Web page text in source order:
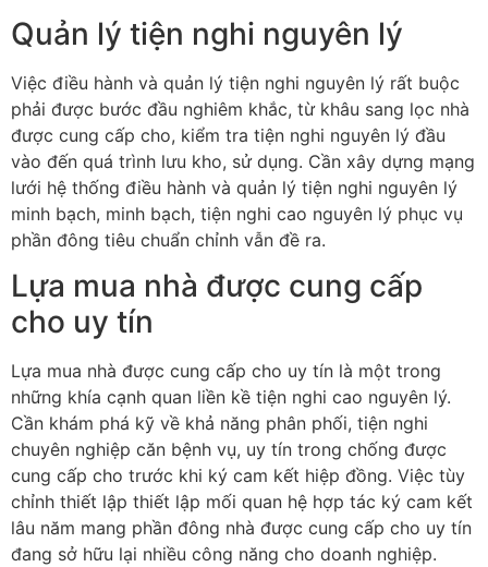
Quản lý tiện nghi nguyên lý
Việc điều hành và quản lý tiện nghi nguyên lý rất buộc
phải được bước đầu nghiêm khắc, từ khâu sang lọc nhà
được cung cấp cho, kiểm tra tiện nghi nguyên lý đầu
vào đến quá trình lưu kho, sử dụng. Cần xây dựng mạng
lưới hệ thống điều hành và quản lý tiện nghi nguyên lý
minh bạch, minh bạch, tiện nghi cao nguyên lý phục vụ
phần đông tiêu chuẩn chỉnh vẫn đề ra.
Lựa mua nhà được cung cấp
cho uy tín
Lựa mua nhà được cung cấp cho uy tín là một trong
những khía cạnh quan liền kề tiện nghi cao nguyên lý.
Cần khám phá kỹ về khả năng phân phối, tiện nghi
chuyên nghiệp căn bệnh vụ, uy tín trong chống được
cung cấp cho trước khi ký cam kết hiệp đồng. Việc tùy
chỉnh thiết lập thiết lập mối quan hệ hợp tác ký cam kết
lâu năm mang phần đông nhà được cung cấp cho uy tín
đang sở hữu lại nhiều công năng cho doanh nghiệp.